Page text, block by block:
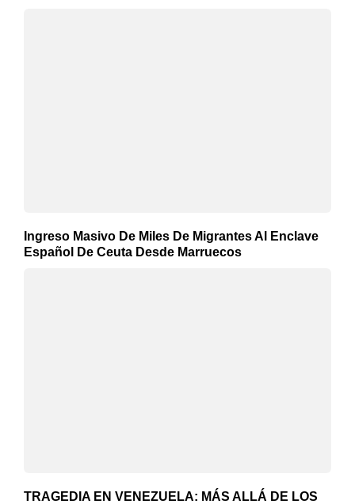
Ingreso Masivo De Miles De Migrantes Al Enclave
Español De Ceuta Desde Marruecos
TRAGEDIA EN VENEZUELA: MÁS ALLÁ DE LOS